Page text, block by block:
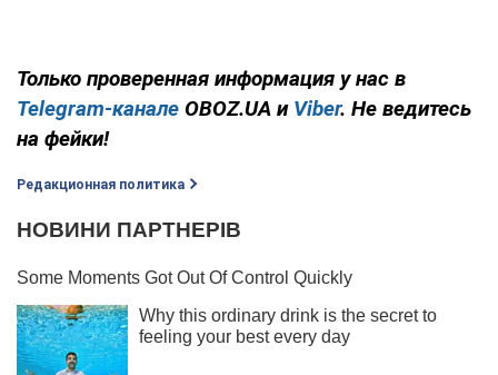
Только проверенная информация у нас в
Telegram-канале OBOZ.UA и Viber. Не ведитесь
на фейки!
Редакционная политика